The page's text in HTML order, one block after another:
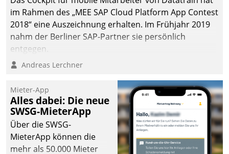
im Rahmen des „MEE SAP Cloud Platform App Contest
2018“ eine Auszeichnung erhalten. Im Frühjahr 2019
nahm der Berliner SAP-Partner sie persönlich
entgegen.
Andreas Lerchner
Mieter-App
Alles dabei: Die neue
SWSG-MieterApp
Über die SWSG-
MieterApp können die
mehr als 50.000 Mieter